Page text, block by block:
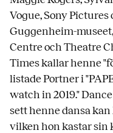
Vogue, Sony Pictures
Guggenheim-
Centre och Theatre
Times kallar henne
listade Portner i
watch in 2019."
sett henne dansa
vilken hon kastar sin